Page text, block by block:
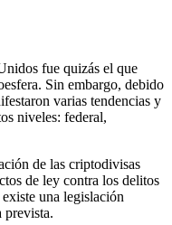
fue quizás el que
Sin embargo, debido
varias tendencias y
niveles: federal,
de las criptodivisas
de ley contra los delitos
una legislación
prevista.